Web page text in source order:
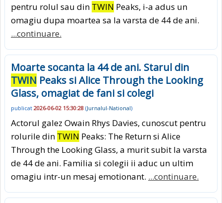
pentru rolul sau din TWIN Peaks, i-a adus un
omagiu dupa moartea sa la varsta de 44 de ani.
...continuare.
Moarte socanta la 44 de ani. Starul din
TWIN Peaks si Alice Through the Looking
Glass, omagiat de fani si colegi
publicat 2026-06-02 15:30:28 (Jurnalul-National)
Actorul galez Owain Rhys Davies, cunoscut pentru
rolurile din TWIN Peaks: The Return si Alice
Through the Looking Glass, a murit subit la varsta
de 44 de ani. Familia si colegii ii aduc un ultim
omagiu intr-un mesaj emotionant. ...continuare.